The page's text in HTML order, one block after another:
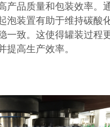
产品质量和包装效率。
泡装置有助于维持碳酸
一致。这使得罐装过程
提高生产效率。